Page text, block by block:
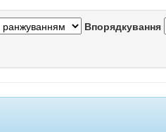
Впорядкування